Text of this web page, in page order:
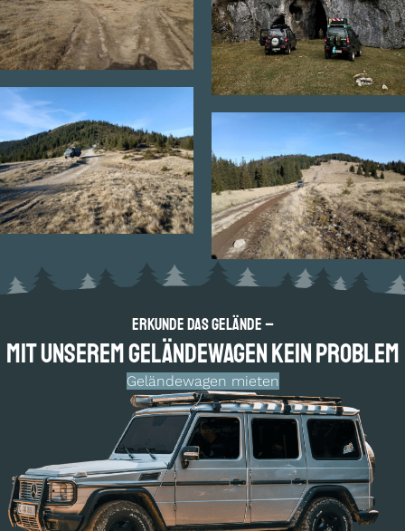
Erkunde das Gelände –
Mit unserem Geländewagen kein Problem
Geländewagen mieten